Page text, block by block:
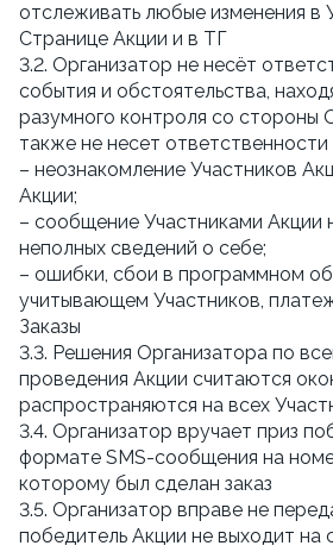
отслеживать любые изменения в
Странице Акции и в ТГ
3.2. Организатор не несёт
события и обстоятельства,
разумного контроля со стороны
также не несет ответственности
– неознакомление Участников
Акции;
– сообщение Участниками Акции
неполных сведений о себе;
– ошибки, сбои в программном
учитывающем Участников,
Заказы
3.3. Решения Организатора по
проведения Акции считаются
распространяются на всех
3.4. Организатор вручает приз
формате SMS-сообщения на
которому был сделан заказ
3.5. Организатор вправе не
победитель Акции не выходит на